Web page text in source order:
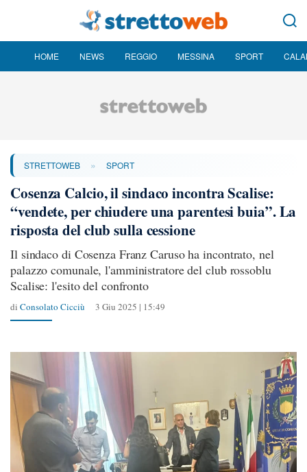
HOME NEWS REGGIO MESSINA SPORT
STRETTOWEB » SPORT
Cosenza Calcio, il sindaco incontra Scalise:
“vendete, per chiudere una parentesi buia”. La
risposta del club sulla cessione
Il sindaco di Cosenza Franz Caruso ha incontrato, nel
palazzo comunale, l'amministratore del club rossoblu
Scalise: l'esito del confronto
di Consolato Cicciù 3 Giu 2025 | 15:49